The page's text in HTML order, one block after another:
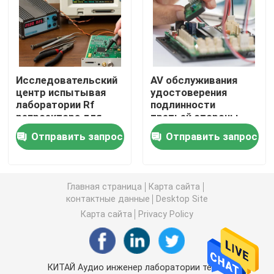
Испытывать бытовой техники
Лаборатория теста RF
Лаборатория батареи испытывая
Лаборатория игрушки испытывая
Лаборатории FCC испытывая
Исследовательский
центр испытывая
лаборатории Rf
репроектора для
обслуживания
удостоверения
подлинности
аппаратуры
Отправить запрос
AV обслуживания
удостоверения
подлинности
третьей стороны
экспорта
видеозаписывающего
устройства
ИТ RF испытывая
Отправить запрос
Главная страница
Карта сайта
контактные данные
Desktop Site
Карта сайта
Privacy Policy
КИТАЙ Аудио инженер лаборатории теста